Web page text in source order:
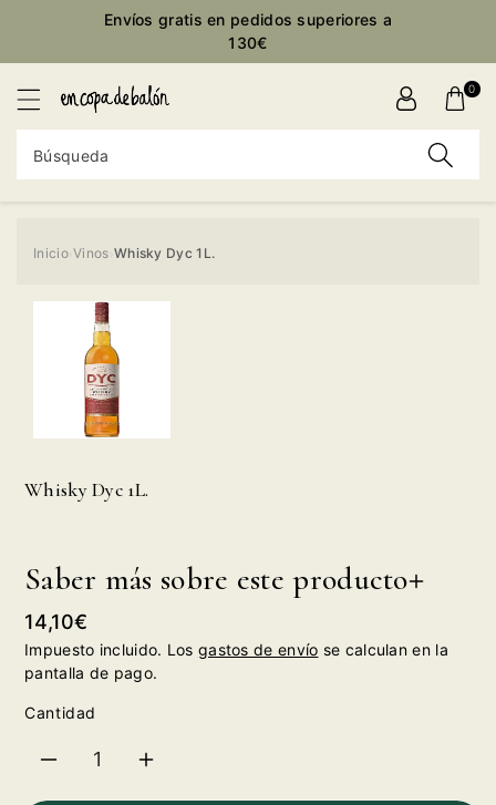
Envíos gratis en pedidos superiores a
130€
Búsqueda
0
Inicio›Vinos Whisky Dyc 1L.
producto
Whisky Dyc 1L.
Saber más sobre este producto
Precio
habitual
14,10€
Impuesto incluido. Los gastos de envío se calculan en la
pantalla de pago.
Cantidad